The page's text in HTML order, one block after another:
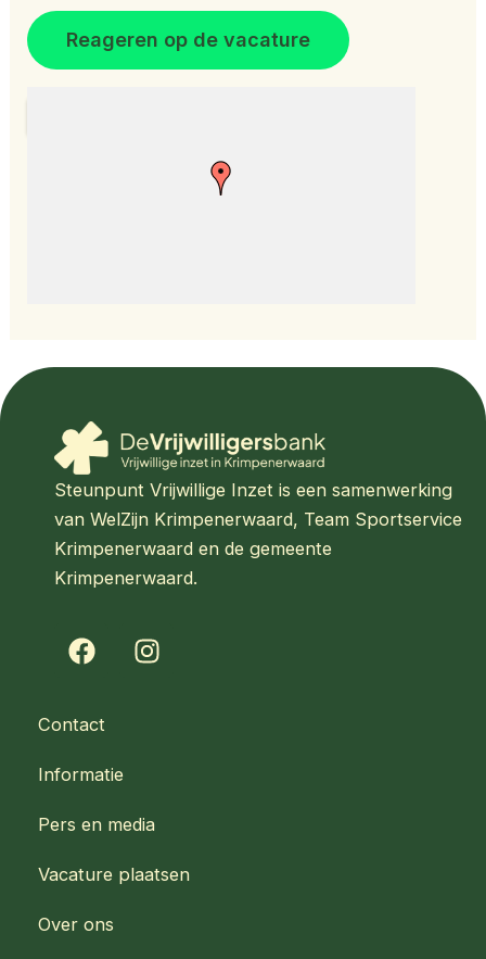
Steunpunt Vrijwillige Inzet is een samenwerking
van WelZijn Krimpenerwaard, Team Sportservice
Krimpenerwaard en de gemeente
Krimpenerwaard.
F
a
e
o
k
I
n
a
Contact
Informatie
Pers en media
Vacature plaatsen
Over ons